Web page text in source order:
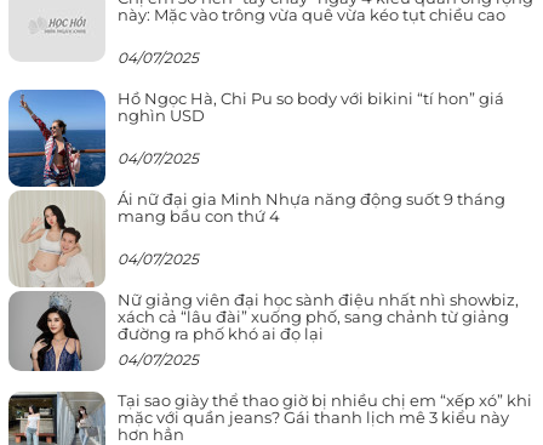
này: Mặc vào trông vừa quê vừa kéo tụt chiều cao
04/07/2025
Hồ Ngọc Hà, Chi Pu so body với bikini “tí hon” giá
nghìn USD
04/07/2025
Ái nữ đại gia Minh Nhựa năng động suốt 9 tháng
mang bầu con thứ 4
04/07/2025
Nữ giảng viên đại học sành điệu nhất nhì showbiz,
xách cả “lâu đài” xuống phố, sang chảnh từ giảng
đường ra phố khó ai đọ lại
04/07/2025
Tại sao giày thể thao giờ bị nhiều chị em “xếp xó” khi
mặc với quần jeans? Gái thanh lịch mê 3 kiểu này
hơn hẳn